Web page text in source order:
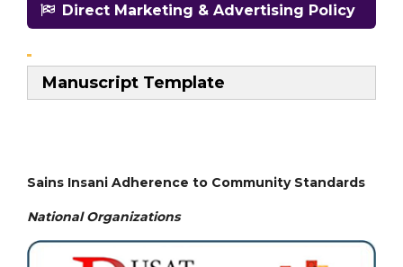
Direct Marketing & Advertising Policy
Manuscript Template
Sains Insani Adherence to Community Standards
National Organizations